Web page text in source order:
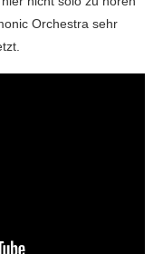
Orchestra sehr